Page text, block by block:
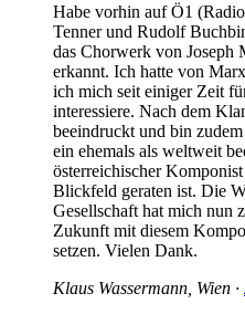
Habe vorhin auf Ö1
Tenner und Rudolf
das Chorwerk von Joseph
erkannt. Ich hatte von
ich mich seit einiger Zeit
interessiere. Nach dem
beeindruckt und bin
ein ehemals als weltweit
österreichischer
Blickfeld geraten ist. Die
Gesellschaft hat mich nun
Zukunft mit diesem
setzen. Vielen Dank.
Klaus Wassermann, Wien ·